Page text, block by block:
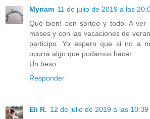
Myriam 11 de julio de 2019 a las
Qué bien! con sorteo y todo. A ver
meses y con las vacaciones de
participo. Yo espero que si no a
ocurra algo que podamos hacer...
Un beso
Responder
Eli R. 12 de julio de 2019 a las 10:39